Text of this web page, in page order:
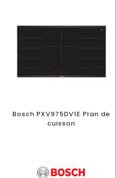
Bosch PXV975DV1E Plan de
cuisson